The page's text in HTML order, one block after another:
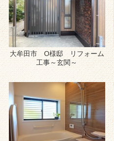
大牟田市 O様邸 リフォーム
工事～玄関～